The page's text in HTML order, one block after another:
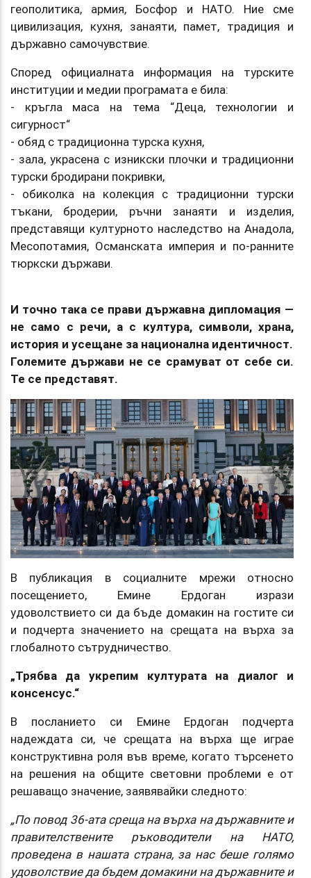
геополитика, армия, Босфор и НАТО. Ние сме
цивилизация, кухня, занаяти, памет, традиция и
държавно самочувствие.
Според официалната информация на турските
институции и медии програмата е била:
- кръгла маса на тема “Деца, технологии и
сигурност“
- обяд с традиционна турска кухня,
- зала, украсена с изникски плочки и традиционни
турски бродирани покривки,
- обиколка на колекция с традиционни турски
тъкани, бродерии, ръчни занаяти и изделия,
представящи културното наследство на Анадола,
Месопотамия, Османската империя и по-ранните
тюркски държави.
И точно така се прави държавна дипломация —
не само с речи, а с култура, символи, храна,
история и усещане за национална идентичност.
Големите държави не се срамуват от себе си.
Те се представят.
В публикация в социалните мрежи относно
посещението, Емине Ердоган изрази
удоволствието си да бъде домакин на гостите си
и подчерта значението на срещата на върха за
глобалното сътрудничество.
„Трябва да укрепим културата на диалог и
консенсус.“
В посланието си Емине Ердоган подчерта
надеждата си, че срещата на върха ще играе
конструктивна роля във време, когато търсенето
на решения на общите световни проблеми е от
решаващо значение, заявявайки следното:
„По повод 36-ата среща на върха на държавните и
правителствените ръководители на НАТО,
проведена в нашата страна, за нас беше голямо
удоволствие да бъдем домакини на държавните и